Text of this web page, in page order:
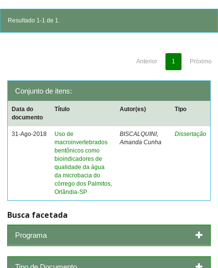
Resultado 1-1 de 1.
Anterior 1 Próximo
Conjunto de itens:
Data do
documento
Título Autor(es) Tipo
31-Ago-2018
Uso de
macroinvertebrados
bentônicos como
bioindicadores de
qualidade da água
da microbacia do
córrego dos Palmitos,
Orlândia-SP
BISCALQUINI,
Amanda Cunha
Dissertação
Busca facetada
Programa